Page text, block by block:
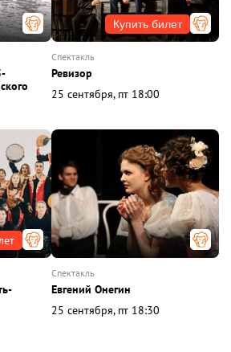
Купить билет
спектакль
Ревизор
25 сентября, пт 18:00
спектакль
Евгений Онегин
25 сентября, пт 18:30